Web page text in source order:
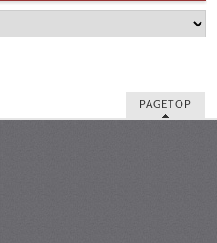
PAGETOP